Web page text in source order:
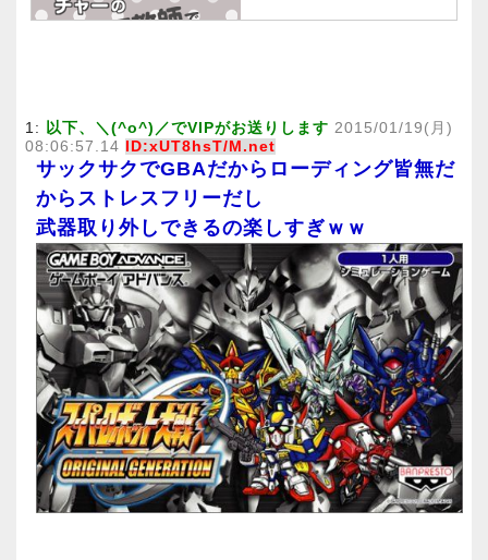
1: 以下、＼(^o^)／でVIPがお送りします 2015/01/19(月)
08:06:57.14
ID:xUT8hsT/M.net
サックサクでGBAだからローディング皆無だ
からストレスフリーだし
武器取り外しできるの楽しすぎｗｗ